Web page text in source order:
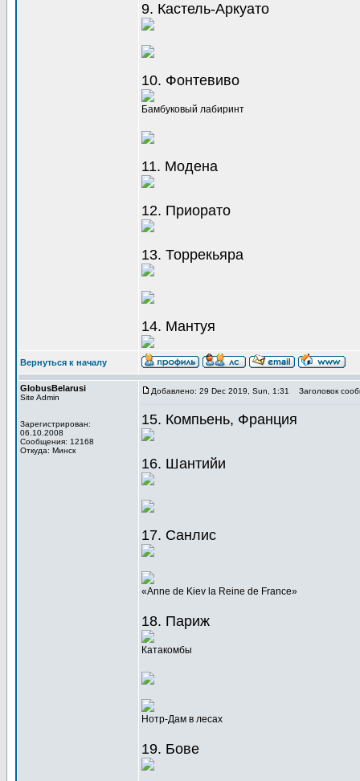
9. Кастель-Аркуато
10. Фонтевиво
Бамбуковый лабиринт
11. Модена
12. Приорато
13. Торрекьяра
14. Мантуя
Вернуться к началу
GlobusBelarusi
Site Admin
Зарегистрирован:
06.10.2008
Сообщения: 12168
Откуда: Минск
Добавлено: 29 Dec 2019, Sun, 1:31 Заголовок
15. Компьень, Франция
16. Шантийи
17. Санлис
«Anne de Kiev la Reine de France»
18. Париж
Катакомбы
Нотр-Дам в лесах
19. Бове